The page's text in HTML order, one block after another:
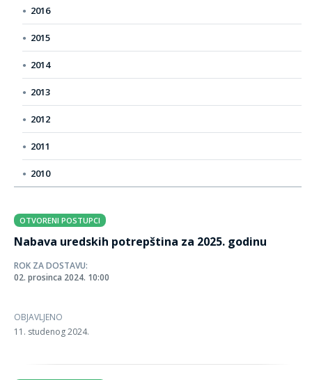
2016
2015
2014
2013
2012
2011
2010
OTVORENI POSTUPCI
Nabava uredskih potrepština za 2025. godinu
ROK ZA DOSTAVU:
02. prosinca 2024. 10:00
OBJAVLJENO
11. studenog 2024.